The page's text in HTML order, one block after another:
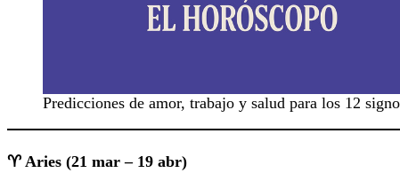
Predicciones de amor, trabajo y salud para los 12
♈ Aries (21 mar – 19 abr)